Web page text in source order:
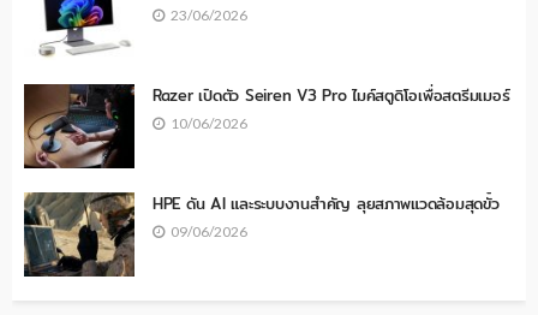
23/06/2026
Razer เปิดตัว Seiren V3 Pro ไมค์สตูดิโอเพื่อสตรีมเมอร์
10/06/2026
HPE ดัน AI และระบบงานสำคัญ ลุยสภาพแวดล้อมสุดขั้ว
09/06/2026